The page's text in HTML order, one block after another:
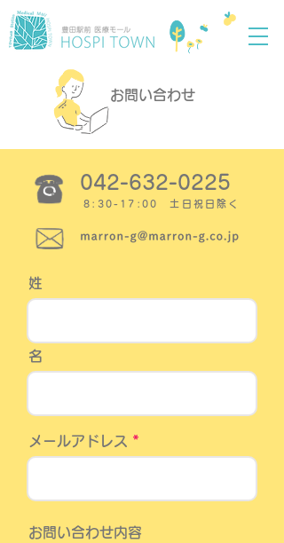
お問い合わせ
042-632-0225
8:30-17:00 土日祝日除く
姓
名
メールアドレス
お問い合わせ内容